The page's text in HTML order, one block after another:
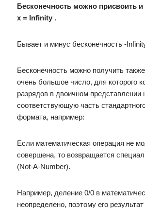
Бесконечность можно присвоить
x = Infinity .
Бывает и минус бесконечность -
Бесконечность можно получить
очень большое число, для которого
разрядов в двоичном представлении
соответствующую часть
формата, например:
Если математическая операция не
совершена, то возвращается
(Not-A-Number).
Например, деление 0/0 в
неопределено, поэтому его